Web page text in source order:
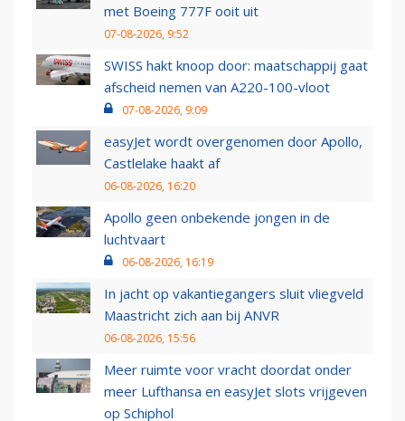
met Boeing 777F ooit uit
07-08-2026, 9:52
SWISS hakt knoop door: maatschappij gaat
afscheid nemen van A220-100-vloot
07-08-2026, 9:09
easyJet wordt overgenomen door Apollo,
Castlelake haakt af
06-08-2026, 16:20
Apollo geen onbekende jongen in de
luchtvaart
06-08-2026, 16:19
In jacht op vakantiegangers sluit vliegveld
Maastricht zich aan bij ANVR
06-08-2026, 15:56
Meer ruimte voor vracht doordat onder
meer Lufthansa en easyJet slots vrijgeven
op Schiphol